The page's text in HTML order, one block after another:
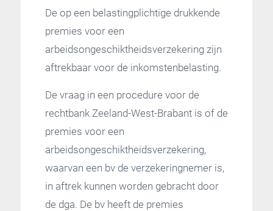
De op een belastingplichtige drukkende
premies voor een
arbeidsongeschiktheidsverzekering zijn
aftrekbaar voor de inkomstenbelasting.
De vraag in een procedure voor de
rechtbank Zeeland-West-Brabant is of de
premies voor een
arbeidsongeschiktheidsverzekering,
waarvan een bv de verzekeringnemer is,
in aftrek kunnen worden gebracht door
de dga. De bv heeft de premies